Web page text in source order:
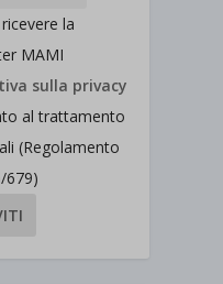
la
MAMI
sulla privacy
al trattamento
(Regolamento
679)